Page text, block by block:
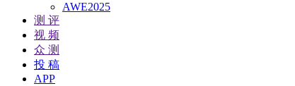
AWE2025
测 评
视 频
众 测
投 稿
APP